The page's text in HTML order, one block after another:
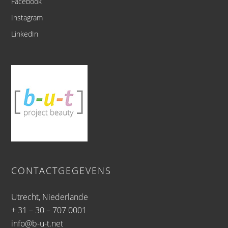
Instagram
LinkedIn
CONTACTGEGEVENS
Utrecht, Niederlande
+ 31 – 30 – 707 0001
info@b-u-t.net